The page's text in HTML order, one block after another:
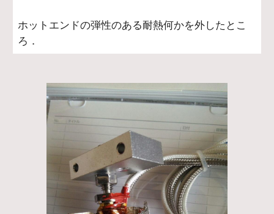
ホットエンドの弾性のある耐熱何かを外したとこ
ろ．